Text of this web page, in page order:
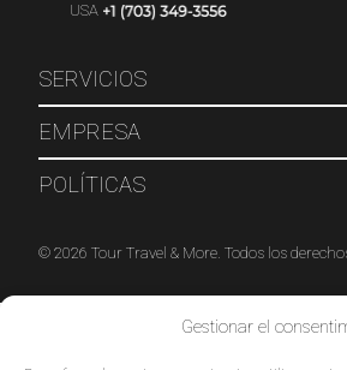
Gestionar el
SERVICIOS
EMPRESA
POLÍTICAS
USA
© 2026 Tour Travel & More. Todos los